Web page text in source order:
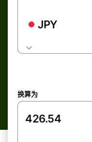
JPY
换算为